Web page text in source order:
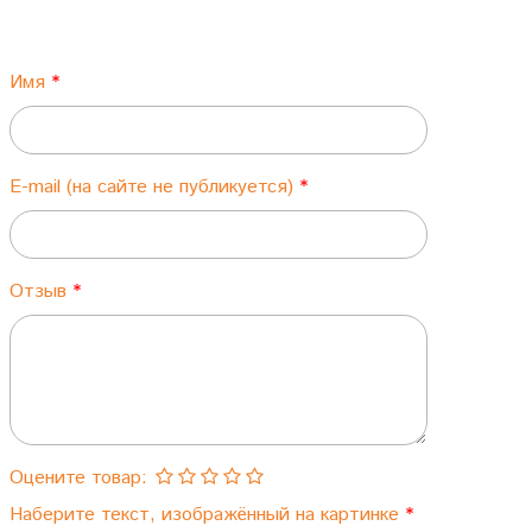
Имя
E-mail (на сайте не публикуется)
Отзыв
Оцените товар:
Наберите текст, изображённый на картинке